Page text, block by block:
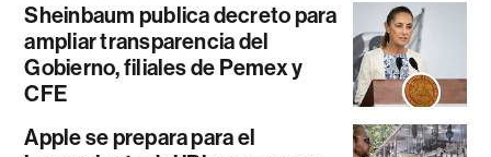
Sheinbaum publica decreto para
ampliar transparencia del
Gobierno, filiales de Pemex y
CFE
Apple se prepara para el